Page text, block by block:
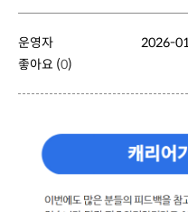
운영자 2026-
좋아요 (0)